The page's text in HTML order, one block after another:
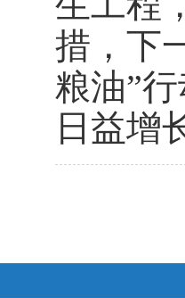
措，下
粮油”
日益增